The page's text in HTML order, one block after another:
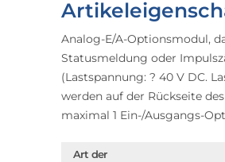
Analog-E/A-Optionsmodul,
Statusmeldung oder
(Lastspannung: ? 40 V DC.
werden auf der Rückseite
maximal 1 Ein-/Ausgangs-
Art der